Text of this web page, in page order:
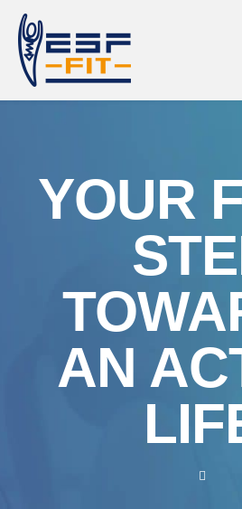
Skip
content
EGYM
FYSIOTHERAPIE
ABONNEMENTEN
CONTACT
YOUR
AN